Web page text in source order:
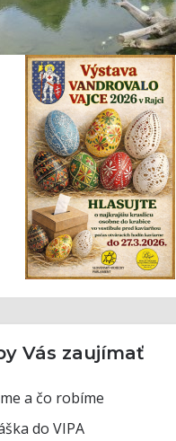
Vás zaujímať
a čo robíme
do VIPA